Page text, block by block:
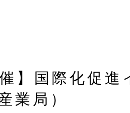
催】国際化促
業局）